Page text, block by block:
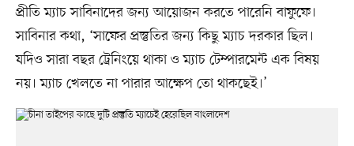
প্রীতি ম্যাচ সাবিনাদের জন্য আয়োজন করতে পারেনি বাফুফে।
সাবিনার কথা, ‘সাফের প্রস্তুতির জন্য কিছু ম্যাচ দরকার ছিল।
যদিও সারা বছর ট্রেনিংয়ে থাকা ও ম্যাচ টেম্পারমেন্ট এক বিষয়
নয়। ম্যাচ খেলতে না পারার আক্ষেপ তো থাকছেই।’